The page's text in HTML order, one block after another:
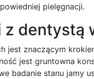
pielęgnacji.
dentystą
jest znaczącym
jest gruntowna
badanie stanu jamy